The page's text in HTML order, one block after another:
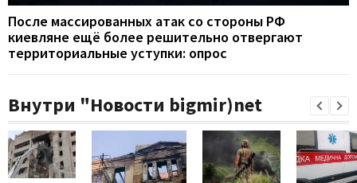
После массированных атак со стороны РФ
киевляне ещё более решительно отвергают
территориальные уступки: опрос
Внутри "Новости bigmir)net